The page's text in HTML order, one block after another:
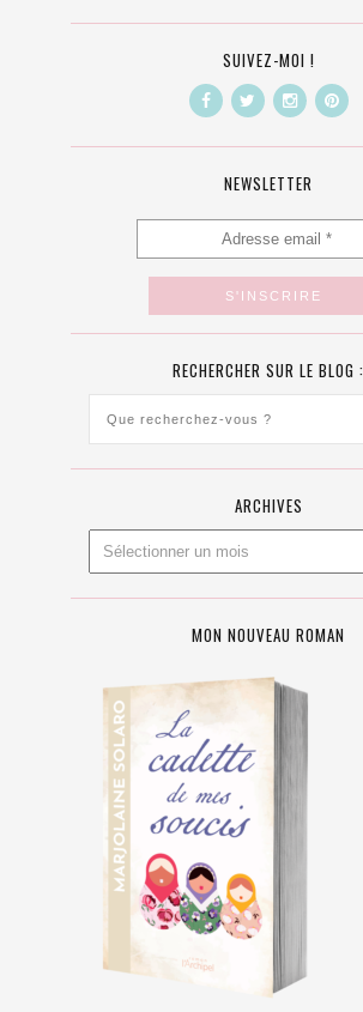
SUIVEZ-MOI !
NEWSLETTER
RECHERCHER SUR LE BLOG :
ARCHIVES
MON NOUVEAU ROMAN